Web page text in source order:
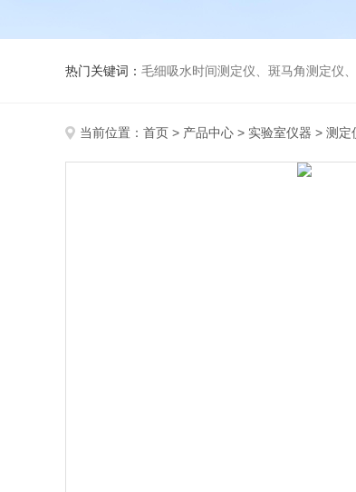
热门关键词： 毛细吸水时间测定仪、斑马角测定仪、气
当前位置： 首页 > 产品中心 > 实验室仪器 > 测定